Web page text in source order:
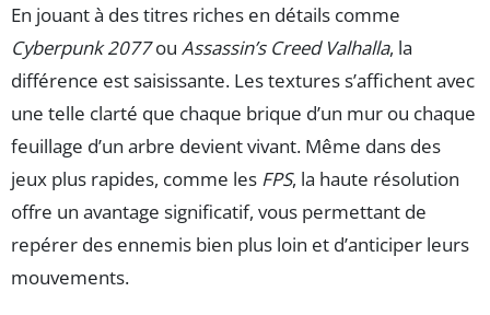
En jouant à des titres riches en détails comme
Cyberpunk 2077ou Assassin’s Creed Valhalla, la
différence est saisissante. Les textures s’affichent avec
une telle clarté que chaque brique d’un mur ou chaque
feuillage d’un arbre devient vivant. Même dans des
jeux plus rapides, comme les FPS, la haute résolution
offre un avantage significatif, vous permettant de
repérer des ennemis bien plus loin et d’anticiper leurs
mouvements.